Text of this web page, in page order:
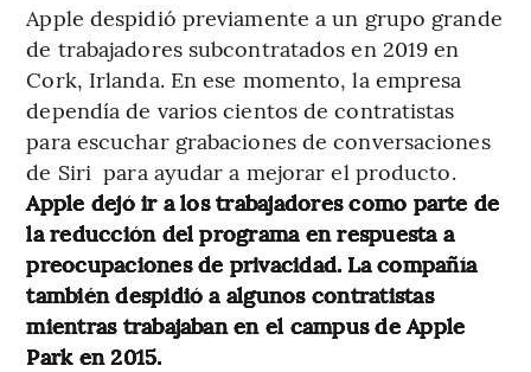
Apple despidió previamente a un grupo grande
de trabajadores subcontratados en 2019 en
Cork, Irlanda. En ese momento, la empresa
dependía de varios cientos de contratistas
para escuchar grabaciones de conversaciones
de Siri para ayudar a mejorar el producto.
Apple dejó ir a los trabajadores como parte de
la reducción del programa en respuesta a
preocupaciones de privacidad. La compañía
también despidió a algunos contratistas
mientras trabajaban en el campus de Apple
Park en 2015.